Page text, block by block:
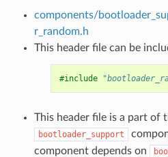
components/
r_random.h
This header file can be
#include
This header file is a part of
bootloader_support
component depends on